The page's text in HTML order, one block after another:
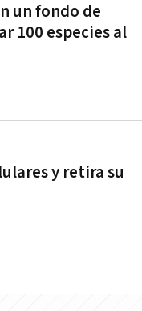
un fondo de
100 especies al
y retira su